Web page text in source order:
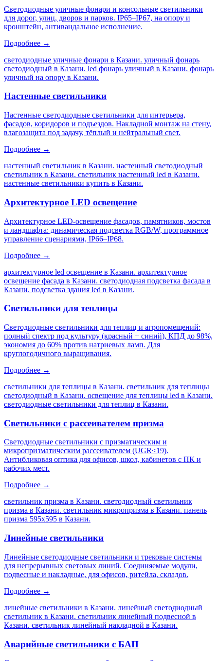
Светодиодные уличные фонари и консольные светильники
для дорог, улиц, дворов и парков. IP65–IP67, на опору и
кронштейн, антивандальное исполнение.
Подробнее →
светодиодные уличные фонари в Казани. уличный фонарь
светодиодный в Казани. led фонарь уличный в Казани. фонарь
уличный на опору в Казани.
Настенные светильники
Настенные светодиодные светильники для интерьера,
фасадов, коридоров и подъездов. Накладной монтаж на стену,
влагозащита под задачу, тёплый и нейтральный свет.
Подробнее →
настенный светильник в Казани. настенный светодиодный
светильник в Казани. светильник настенный led в Казани.
настенные светильники купить в Казани.
Архитектурное LED освещение
Архитектурное LED-освещение фасадов, памятников, мостов
и ландшафта: динамическая подсветка RGB/W, программное
управление сценариями, IP66–IP68.
Подробнее →
архитектурное led освещение в Казани. архитектурное
освещение фасада в Казани. светодиодная подсветка фасада в
Казани. подсветка здания led в Казани.
Светильники для теплицы
Светодиодные светильники для теплиц и агропомещений:
полный спектр под культуру (красный + синий), КПД до 98%,
экономия до 60% против натриевых ламп. Для
круглогодичного выращивания.
Подробнее →
светильники для теплицы в Казани. светильник для теплицы
светодиодный в Казани. освещение для теплицы led в Казани.
светодиодные светильники для теплиц в Казани.
Светильники с рассеивателем призма
Светодиодные светильники с призматическим и
микропризматическим рассеивателем (UGR<19).
Антибликовая оптика для офисов, школ, кабинетов с ПК и
рабочих мест.
Подробнее →
светильник призма в Казани. светодиодный светильник
призма в Казани. светильник микропризма в Казани. панель
призма 595х595 в Казани.
Линейные светильники
Линейные светодиодные светильники и трековые системы
для непрерывных световых линий. Соединяемые модули,
подвесные и накладные, для офисов, ритейла, складов.
Подробнее →
линейные светильники в Казани. линейный светодиодный
светильник в Казани. светильник линейный подвесной в
Казани. светильник линейный накладной в Казани.
Аварийные светильники с БАП